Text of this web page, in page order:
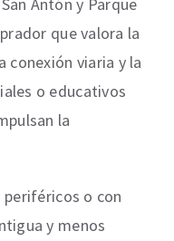
que valora la
conexión viaria y la
o educativos
la
o con
y menos